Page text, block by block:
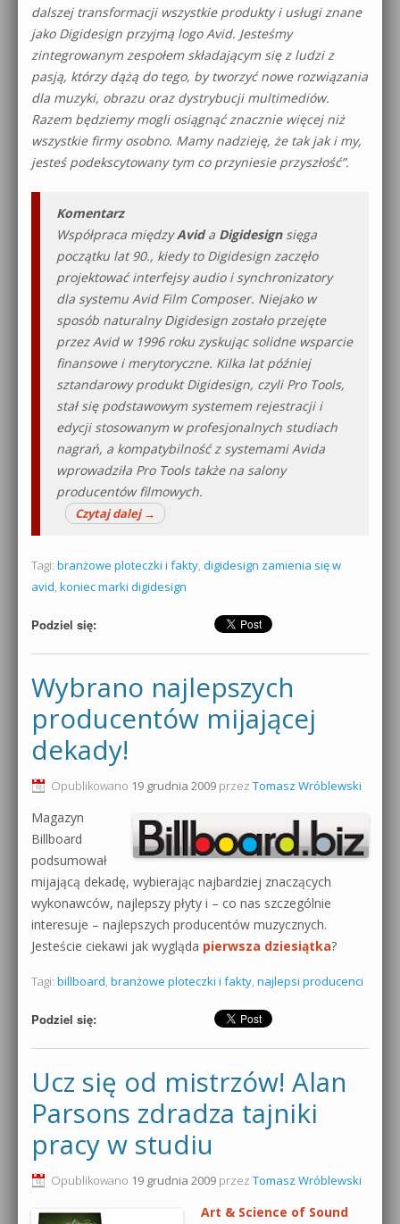
dalszej transformacji wszystkie produkty i usługi znane
jako Digidesign przyjmą logo Avid. Jesteśmy
zintegrowanym zespołem składającym się z ludzi z
pasją, którzy dążą do tego, by tworzyć nowe rozwiązania
dla muzyki, obrazu oraz dystrybucji multimediów.
Razem będziemy mogli osiągnąć znacznie więcej niż
wszystkie firmy osobno. Mamy nadzieję, że tak jak i my,
jesteś podekscytowany tym co przyniesie przyszłość”.
Komentarz
Współpraca międzyAvida Digidesignsięga
początku lat 90., kiedy to Digidesign zaczęło
projektować interfejsy audio i synchronizatory
dla systemu Avid Film Composer. Niejako w
sposób naturalny Digidesign zostało przejęte
przez Avid w 1996 roku zyskując solidne wsparcie
finansowe i merytoryczne. Kilka lat później
sztandarowy produkt Digidesign, czyli Pro Tools,
stał się podstawowym systemem rejestracji i
edycji stosowanym w profesjonalnych studiach
nagrań, a kompatybilność z systemami Avida
wprowadziła Pro Tools także na salony
producentów filmowych.
Czytaj dalej→
Tagi: branżowe ploteczki i fakty, digidesign zamienia się w
avid, koniec marki digidesign
Podziel się:
Wybrano najlepszych
producentów mijającej
dekady!
Opublikowano 19 grudnia 2009 przez Tomasz Wróblewski
Magazyn
Billboard
podsumował
mijającą dekadę, wybierając najbardziej znaczących
wykonawców, najlepszy płyty i – co nas szczególnie
interesuje – najlepszych producentów muzycznych.
Jesteście ciekawi jak wygląda pierwsza dziesiątka?
Tagi: billboard, branżowe ploteczki i fakty, najlepsi producenci
Podziel się:
Ucz się od mistrzów! Alan
Parsons zdradza tajniki
pracy w studiu
Opublikowano 19 grudnia 2009 przez Tomasz Wróblewski
Art & Science of Sound